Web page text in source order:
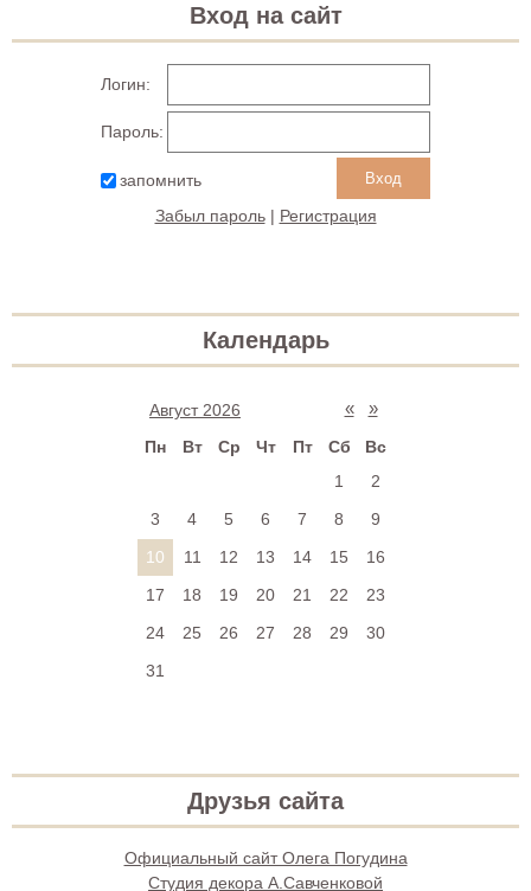
Вход на сайт
Логин:
Пароль:
запомнить
Забыл пароль| Регистрация
Календарь
«
Август 2026 »
Пн Вт Ср Чт Пт Сб
Вс
1
2
3
4 5 6 7 8
9
10
11 12 13 14 15
16
17
18 19 20 21 22
23
24
25 26 27 28 29
30
31
Друзья сайта
Официальный сайт Олега Погудина
Студия декора А.Савченковой